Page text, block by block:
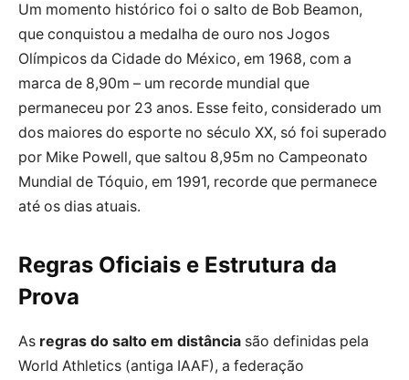
Um momento histórico foi o salto de Bob Beamon,
que conquistou a medalha de ouro nos Jogos
Olímpicos da Cidade do México, em 1968, com a
marca de 8,90m – um recorde mundial que
permaneceu por 23 anos. Esse feito, considerado um
dos maiores do esporte no século XX, só foi superado
por Mike Powell, que saltou 8,95m no Campeonato
Mundial de Tóquio, em 1991, recorde que permanece
até os dias atuais.
Regras Oficiais e Estrutura da
Prova
As regras do salto em distância são definidas pela
World Athletics (antiga IAAF), a federação